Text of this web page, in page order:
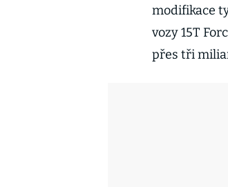
modifikace
vozy 15T
přes tři